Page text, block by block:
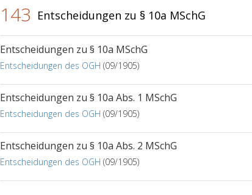
143 Entscheidungen zu § 10a MSchG
Entscheidungen zu § 10a MSchG
Entscheidungen des OGH (09/1905)
Entscheidungen zu § 10a Abs. 1 MSchG
Entscheidungen des OGH (09/1905)
Entscheidungen zu § 10a Abs. 2 MSchG
Entscheidungen des OGH (09/1905)